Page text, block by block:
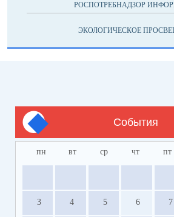
РОСПОТРЕБНАДЗОР
ЭКОЛОГИЧЕСКОЕ
События
пн вт ср чт пт
3 4 5 6 7